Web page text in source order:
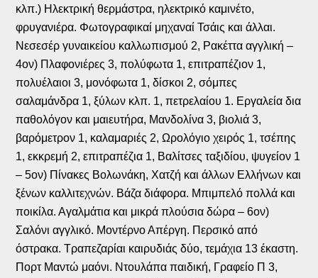
κλπ.) Ηλεκτρική θερμάστρα, ηλεκτρικό καμινέτο,
φρυγανιέρα. Φωτογραφικαί μηχαναί Τσάις και άλλαι.
Νεσεσέρ γυναικείου καλλωπισμού 2, Ρακέττα αγγλική –
4ον) Πλαφονιέρες 3, πολύφωτα 1, επιτραπέζιον 1,
πολυέλαιοι 3, μονόφωτα 1, δίσκοι 2, σόμπες
σαλαμάνδρα 1, ξύλων κλπ. 1, πετρελαίου 1. Εργαλεία δια
παθολόγον και μαιευτήρα, Μανδολίνα 3, βιολιά 3,
βαρόμετρον 1, καλαμαριές 2, Ωρολόγιο χειρός 1, τσέπης
1, εκκρεμή 2, επιτραπέζια 1, Βαλίτσες ταξιδίου, ψυγείον 1
– 5ον) Πίνακες Βολωνάκη, Χατζή και άλλων Ελλήνων και
ξένων καλλιτεχνών. Βάζα διάφορα. Μπιμπελό πολλά και
ποικίλα. Αγαλμάτια και μικρά πλούσια δώρα – 6ον)
Σαλόνι αγγλικό. Μοντέρνο Απέργη. Περσικό από
όστρακα. Τραπεζαρίαι καιρυδιάς δύο, τεμάχια 13 έκαστη.
Πορτ Μαντώ μαόνι. Ντουλάπα παιδική, Γραφείο Π 3,